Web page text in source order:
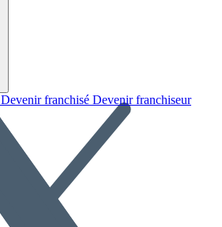
Devenir franchisé Devenir franchiseur